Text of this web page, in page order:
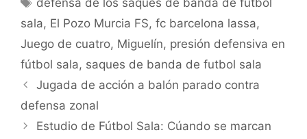
defensa de los saques de banda de fútbol
sala, El Pozo Murcia FS, fc barcelona lassa,
Juego de cuatro, Miguelín, presión defensiva en
fútbol sala, saques de banda de futbol sala
Navegación
de
Jugada de acción a balón parado contra
defensa zonal
Estudio de Fútbol Sala: Cúando se marcan